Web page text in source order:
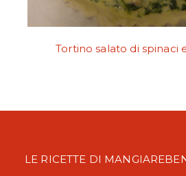
Tortino salato di spinaci
LE RICETTE DI